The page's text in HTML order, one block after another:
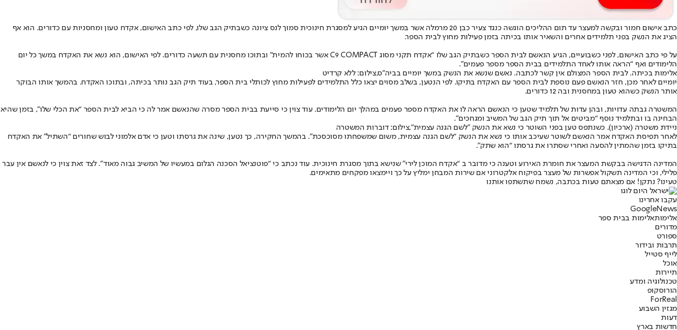
כתב אישום חמור ובקשה למעצר עד תום ההליכים הוגשה כנגד צעיר כבן 20 מרמלה אשר במשך יומיים הגיע למסגרת חינוכית סמוך לנס ציונה כשבתיק הגב שלו, לפי כתב האישום, אקדח טעון ומחסניות עם כדורים. הוא אף
הציג את הנשק בפני תלמידים אחרים והשאיר אותו בכיתה בזמן פעילות מחוץ לבית הספר.
על פי כתב האישום, לפני כשבועיים, הגיע הנאשם לבית הספר כשבתיק הגב שלו “אקדח תקני מסוג C9 COMPACT אשר בכוחו להמית” ובתוכו מחסנית עם תשעה כדורים. לפי האישום, הוא נשא את האקדח במשך כל יום
הלימודים ואף “הראה אותו לאחד התלמידים בבית הספר מספר פעמים”.
אלימות בכיתה. לבית הספר המצולם אין קשר לכתבה. נאשם שנשא את הנשק במשך יומיים בביה"ס,צילום: ללא קרדיט
יומיים לאחר מכן, חזר הנאשם פעם נוספת לבית הספר עם האקדח בתיקו. לפי הנטען, בשלב מסוים יצאו כלל התלמידים לפעילות מחוץ לכותלי בית הספר, בעוד תיק הגב נותר בכיתה, ובתוכו האקדח. בהמשך אותו הבוקר
אותר הנשק כשהוא טעון במחסנית ובה 12 כדורים.
המשטרה גבתה עדויות, ובהן עדות של תלמיד שטען כי הנאשם הראה לו את האקדח מספר פעמים במהלך יום הלימודים. עוד צוין כי סייעת בבית הספר מסרה שהנאשם אמר לה כי הביא לבית הספר “את הכלי שלו”, בזמן שהיא
הבחינה בו ובתלמיד נוסף “מביטים אל תוך תיק הגב של המשיב ומגחכים”.
ניידת משטרה (ארכיון). כשנתפס טען בפני השוטר כי נשא את הנשק "לשם הגנה עצמית",צילום: דוברות המשטרה
לאחר תפיסת האקדח אמר הנאשם לשוטר שעיכב אותו כי נשא את הנשק “לשם הגנה עצמית, משום שמשפחתו מסוכסכת”. בהמשך החקירה, כך נטען, שינה את גרסתו וטען כי אדם אלמוני לבוש שחורים “השתיל” את האקדח
בתיקו בזמן שהמתין להסעה ואחרי שסתרו את גרסתו “הוא שתק”.
המדינה הדגישה בבקשת המעצר את חומרת האירוע וטענה כי מדובר ב “אקדח המוכן לירי” שנישא בתוך מסגרת חינוכית. עוד נכתב כי “פוטנציאל הסכנה הגלום במעשיו של המשיב גבוה מאוד”. לצד זאת צוין כי לנאשם אין עבר
פלילי, וכי המדינה תשקול אפשרות של מעצר בפיקוח אלקטרוני אם שירות המבחן ימליץ על כך ויימצאו מפקחים מתאימים.
טעינו? נתקן! אם מצאתם טעות בכתבה, נשמח שתשתפו אותנו
עקבו אחרינו
Googl eNews
אלימותאלימות בבית ספר
מדורים
ספורט
תרבות ובידור
לייף סטייל
אוכל
תיירות
טכנולוגיה ומדע
הורוסקופ
ForReal
מגזין השבוע
דעות
חדשות בארץ